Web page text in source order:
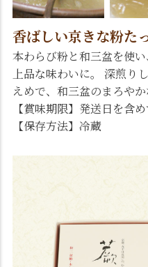
香ばしい京きな粉た
本わらび粉と和三盆を使
上品な味わいに。 深煎り
えめで、和三盆のまろやか
【賞味期限】発送日を含
【保存方法】冷蔵